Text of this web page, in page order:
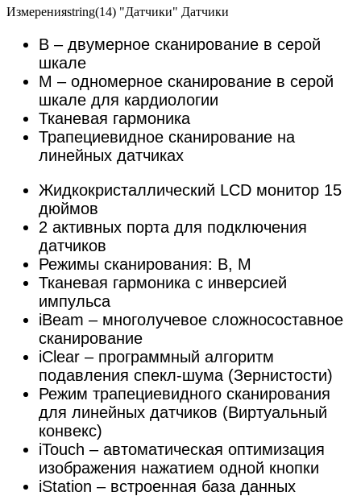
Измеренияstring(14) "Датчики" Датчики
В – двумерное сканирование в серой
шкале
М – одномерное сканирование в серой
шкале для кардиологии
Тканевая гармоника
Трапециевидное сканирование на
линейных датчиках
Жидкокристаллический LCD монитор 15
дюймов
2 активных порта для подключения
датчиков
Режимы сканирования: В, М
Тканевая гармоника с инверсией
импульса
iBeam – многолучевое сложносоставное
сканирование
iClear – программный алгоритм
подавления спекл-шума (Зернистости)
Режим трапециевидного сканирования
для линейных датчиков (Виртуальный
конвекс)
iTouch – автоматическая оптимизация
изображения нажатием одной кнопки
iStation – встроенная база данных